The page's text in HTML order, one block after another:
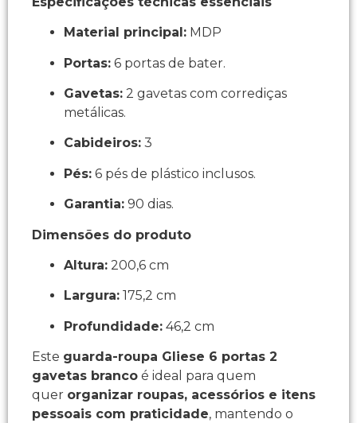
Material principal: MDP
Portas: 6 portas de bater.
Gavetas: 2 gavetas com corrediças
metálicas.
Cabideiros: 3
Pés: 6 pés de plástico inclusos.
Garantia: 90 dias.
Dimensões do produto
Altura: 200,6 cm
Largura: 175,2 cm
Profundidade: 46,2 cm
Este guarda-roupa Gliese 6 portas 2
gavetas branco é ideal para quem
quer organizar roupas, acessórios e itens
pessoais com praticidade, mantendo o